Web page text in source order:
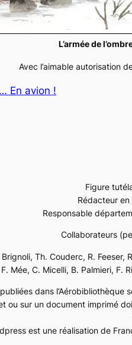
L’armée de
Avec l’aimable autorisation
En avion !
Figure
Rédacteur
Responsable
Collaborateurs
Th. Couderc, R.
Mée, C. Micelli, B. Palmieri, F.
dans
sur un document imprimé
est une réalisation de